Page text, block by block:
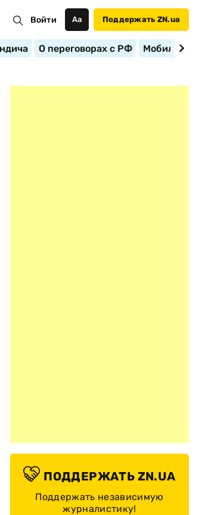
Войти Аа Поддержать ZN.ua
О переговорах с РФ
ПОДДЕРЖАТЬ ZN.UA
Поддержать независимую
журналистику!